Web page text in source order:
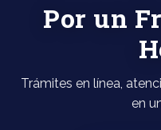
Por un
Trámites en línea,
en